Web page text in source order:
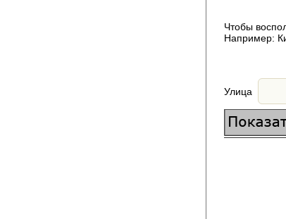
Чтобы
Например:
Улица